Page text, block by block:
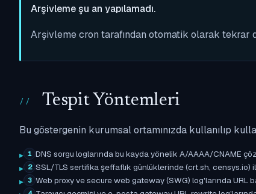
Arşivleme şu an yapılamadı.
Arşivleme cron tarafından otomatik olarak tekrar
Tespit Yöntemleri
Bu göstergenin kurumsal ortamınızda kullanılıp
1 DNS sorgu loglarında bu kayda yönelik A/AAAA/CNAME
2 SSL/TLS sertifika şeffaflık günlüklerinde (crt.sh, censys.io)
3 Web proxy ve secure web gateway (SWG) log'larında URL